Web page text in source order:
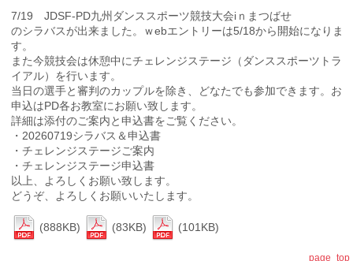
7/19 JDSF-PD九州ダンススポーツ競技大会iｎまつばせ
のシラバスが出来ました。ｗebエントリーは5/18から開始になりま
す。
また今競技会は休憩中にチェレンジステージ（ダンススポーツトラ
イアル）を行います。
当日の選手と審判のカップルを除き、どなたでも参加できます。お
申込はPD各お教室にお願い致します。
詳細は添付のご案内と申込書をご覧ください。
・20260719シラバス＆申込書
・チェレンジステージご案内
・チェレンジステージ申込書
以上、よろしくお願い致します。
どうぞ、よろしくお願いいたします。
(888KB) (83KB) (101KB)
page_top